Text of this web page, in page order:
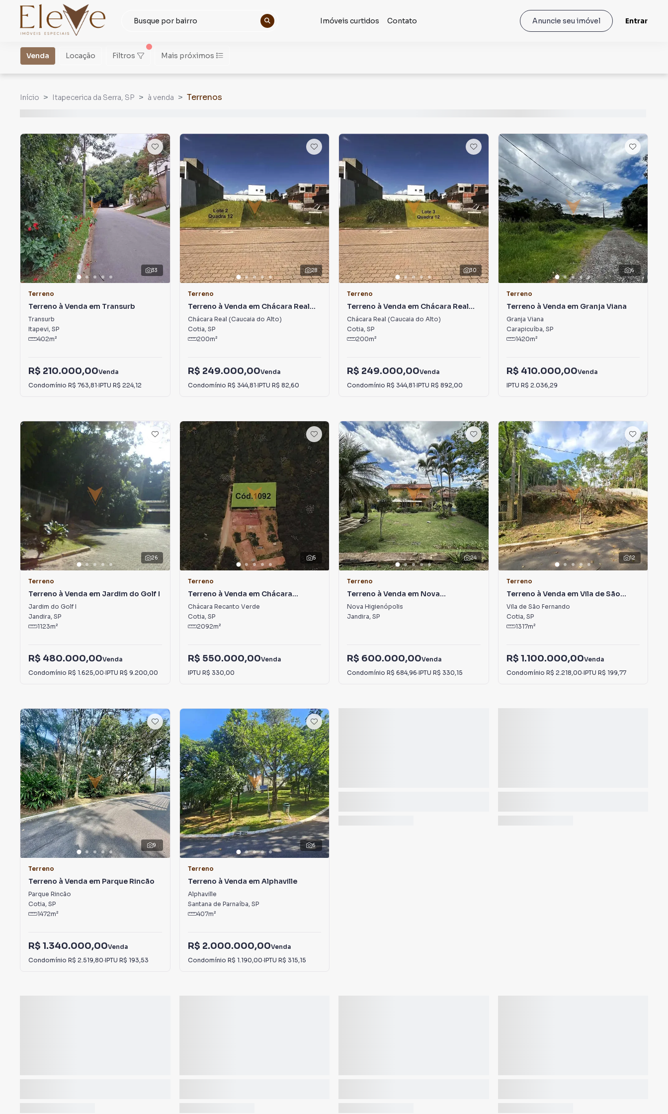
Imóveis curtidos Contato Anuncie seu imóvel Entrar
Venda Locação Filtros Mais próximos
Início Itapecerica da Serra, SP à venda Terrenos
33
Terreno
Terreno à Venda em Transurb
Transurb
Itapevi, SP
402m²
R$ 210.000,00Venda
Condomínio R$ 763,81·IPTU R$ 224,12
28
Terreno
Terreno à Venda em Chácara Real
(Caucaia do Alto)
Chácara Real (Caucaia do Alto)
Cotia, SP
200m²
R$ 249.000,00Venda
Condomínio R$ 344,81·IPTU R$ 82,60
30
Terreno
Terreno à Venda em Chácara Real
(Caucaia do Alto)
Chácara Real (Caucaia do Alto)
Cotia, SP
200m²
R$ 249.000,00Venda
Condomínio R$ 344,81·IPTU R$ 892,00
6
Terreno
Terreno à Venda em Granja Viana
Granja Viana
Carapicuíba, SP
1420m²
R$ 410.000,00Venda
IPTU R$ 2.036,29
26
Terreno
Terreno à Venda em Jardim do Golf I
Jardim do Golf I
Jandira, SP
1123m²
R$ 480.000,00Venda
Condomínio R$ 1.625,00·IPTU R$ 9.200,00
5
Terreno
Terreno à Venda em Chácara
Recanto Verde
Chácara Recanto Verde
Cotia, SP
2092m²
R$ 550.000,00Venda
IPTU R$ 330,00
24
Terreno
Terreno à Venda em Nova
Higienópolis
Nova Higienópolis
Jandira, SP
R$ 600.000,00Venda
Condomínio R$ 684,96·IPTU R$ 330,15
12
Terreno
Terreno à Venda em Vila de São
Fernando
Vila de São Fernando
Cotia, SP
1317m²
R$ 1.100.000,00Venda
Condomínio R$ 2.218,00·IPTU R$ 199,77
9
Terreno
Terreno à Venda em Parque Rincão
Parque Rincão
Cotia, SP
1472m²
R$ 1.340.000,00Venda
Condomínio R$ 2.519,80·IPTU R$ 193,53
6
Terreno
Terreno à Venda em Alphaville
Alphaville
Santana de Parnaíba, SP
407m²
R$ 2.000.000,00Venda
Condomínio R$ 1.190,00·IPTU R$ 315,15